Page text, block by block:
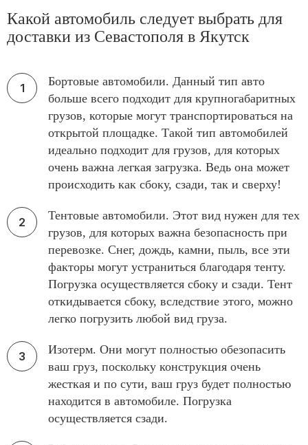
Какой автомобиль следует выбрать для
доставки из Севастополя в Якутск
Бортовые автомобили. Данный тип авто
больше всего подходит для крупногабаритных
грузов, которые могут транспортироваться на
открытой площадке. Такой тип автомобилей
идеально подходит для грузов, для которых
очень важна легкая загрузка. Ведь она может
происходить как сбоку, сзади, так и сверху!
Тентовые автомобили. Этот вид нужен для тех
грузов, для которых важна безопасность при
перевозке. Снег, дождь, камни, пыль, все эти
факторы могут устраниться благодаря тенту.
Погрузка осуществляется сбоку и сзади. Тент
откидывается сбоку, вследствие этого, можно
легко погрузить любой вид груза.
Изотерм. Они могут полностью обезопасить
ваш груз, поскольку конструкция очень
жесткая и по сути, ваш груз будет полностью
находится в автомобиле. Погрузка
осуществляется сзади.